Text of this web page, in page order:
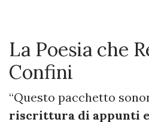
La Poesia che
Confini
“Questo pacchetto
riscrittura di appunti